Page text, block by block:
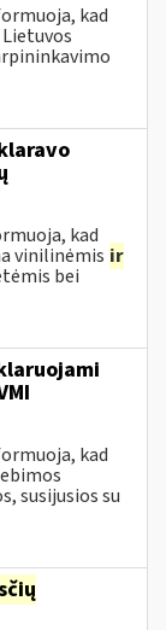
kad
kad
vinilinėmis ir
bei
kad
susijusios su